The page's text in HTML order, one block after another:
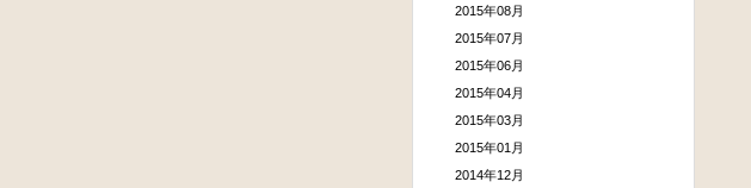
2015年08月
2015年07月
2015年06月
2015年04月
2015年03月
2015年01月
2014年12月